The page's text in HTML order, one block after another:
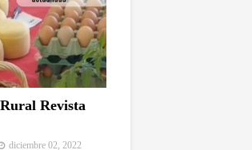
Revista
diciembre 02, 2022